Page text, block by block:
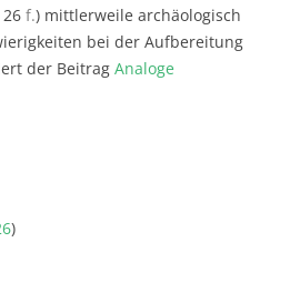
26 f.) mittlerweile archäologisch
bei der Aufbereitung
der Beitrag Analoge
)